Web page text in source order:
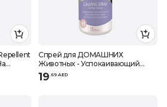
г
Спрей для ДОМАШНИХ
Животных - Успокаивающий
спрей
19 69 AED